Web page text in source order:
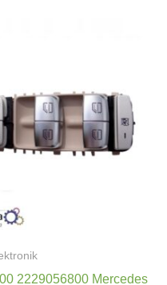
2229056800 Mercedes